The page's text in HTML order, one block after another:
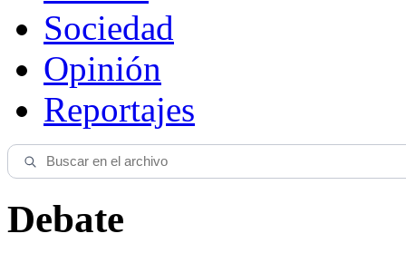
Sociedad
Opinión
Reportajes
Debate